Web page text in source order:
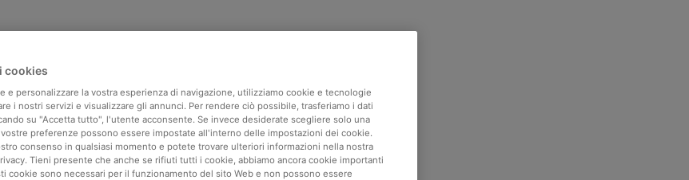
cookies
e personalizzare la vostra esperienza di navigazione, utilizziamo cookie e tecnologie
i nostri servizi e visualizzare gli annunci. Per rendere ciò possibile, trasferiamo i dati
su "Accetta tutto", l'utente acconsente. Se invece desiderate scegliere solo una
preferenze possono essere impostate all'interno delle impostazioni dei cookie.
consenso in qualsiasi momento e potete trovare ulteriori informazioni nella nostra
Tieni presente che anche se rifiuti tutti i cookie, abbiamo ancora cookie importanti
cookie sono necessari per il funzionamento del sito Web e non possono essere